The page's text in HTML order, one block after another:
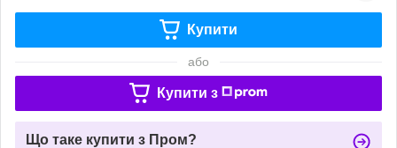
Купити
або
Купити з
Що таке купити з Пром?